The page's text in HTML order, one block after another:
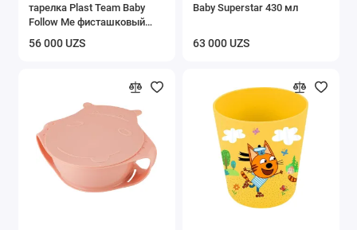
Сумки тележки
Хранение вещей
Аксессуары для ванной и туалета
тарелка Plast Team Baby
Follow Me фисташковый
56 000 UZS
Baby Superstar 430 мл
63 000 UZS